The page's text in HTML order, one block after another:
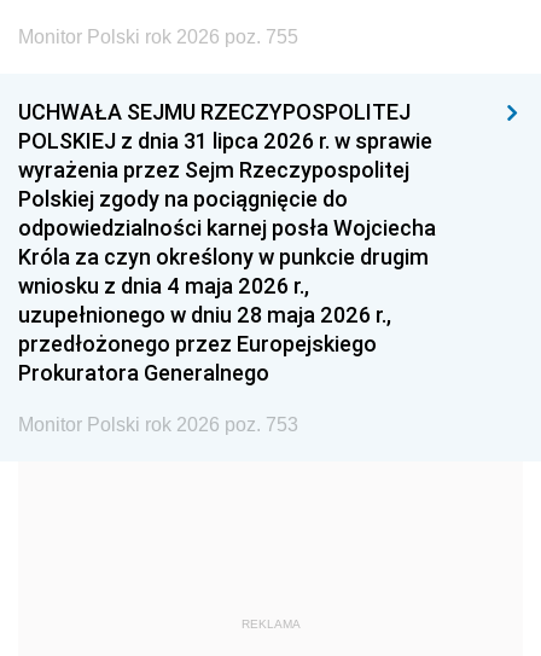
1996 1995 1994
1993 1992 1991
1990 1989
1987 1986 1985
1984 1983
1981 1980 1979
1978 1977
1975 1974
1959
Monitor Polski rok 2026 poz. 755
UCHWAŁA SEJMU RZECZYPOSPOLITEJ
POLSKIEJ z dnia 31 lipca 2026 r. w sprawie
wyrażenia przez Sejm Rzeczypospolitej
Polskiej zgody na pociągnięcie do
odpowiedzialności karnej posła Wojciecha
Króla za czyn określony w punkcie drugim
wniosku z dnia 4 maja 2026 r.,
uzupełnionego w dniu 28 maja 2026 r.,
przedłożonego przez Europejskiego
Prokuratora Generalnego
Monitor Polski rok 2026 poz. 753
REKLAMA